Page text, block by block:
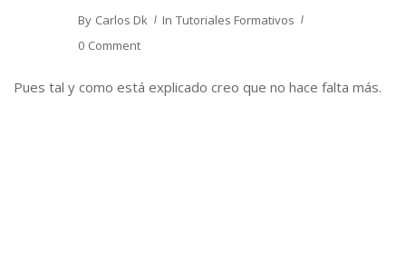
By Carlos Dk In Tutoriales Formativos
0 Comment
Pues tal y como está explicado creo que no hace falta más.